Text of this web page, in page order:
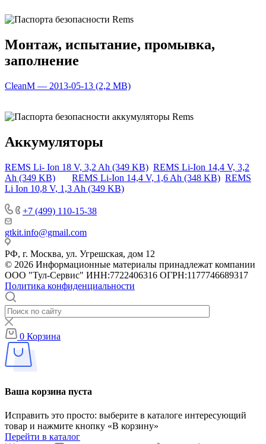
Монтаж, испытание, промывка,
заполнение
CleanM — 2013-05-13 (2,2 MB)
Аккумуляторы
REMS Li- Ion 18 V, 3,2 Ah (349 KB) REMS Li-Ion 14,4 V, 3,2
Ah (349 KB)
REMS Li-Ion 14,4 V, 1,6 Ah (348 KB) REMS
Li Ion 10,8 V, 1,3 Ah (349 KB)
+7 (499) 110-15-38
gtkit.info@gmail.com
РФ, г. Москва, ул. Угрешская, дом 12
© 2026 Информационные материалы принадлежат компании
ООО "Тул-Сервис" ИНН:7722406316 ОГРН:1177746689317
Политика конфиденциальности
0 Корзина
Ваша корзина пуста
Исправить это просто: выберите в каталоге интересующий
товар и нажмите кнопку «В корзину»
Перейти в каталог